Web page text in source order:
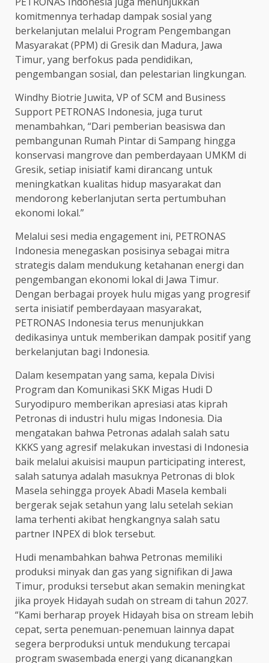
komitmennya terhadap dampak sosial yang
berkelanjutan melalui Program Pengembangan
Masyarakat (PPM) di Gresik dan Madura, Jawa
Timur, yang berfokus pada pendidikan,
pengembangan sosial, dan pelestarian lingkungan.
Windhy Biotrie Juwita, VP of SCM and Business
Support PETRONAS Indonesia, juga turut
menambahkan, “Dari pemberian beasiswa dan
pembangunan Rumah Pintar di Sampang hingga
konservasi mangrove dan pemberdayaan UMKM di
Gresik, setiap inisiatif kami dirancang untuk
meningkatkan kualitas hidup masyarakat dan
mendorong keberlanjutan serta pertumbuhan
ekonomi lokal.”
Melalui sesi media engagement ini, PETRONAS
Indonesia menegaskan posisinya sebagai mitra
strategis dalam mendukung ketahanan energi dan
pengembangan ekonomi lokal di Jawa Timur.
Dengan berbagai proyek hulu migas yang progresif
serta inisiatif pemberdayaan masyarakat,
PETRONAS Indonesia terus menunjukkan
dedikasinya untuk memberikan dampak positif yang
berkelanjutan bagi Indonesia.
Dalam kesempatan yang sama, kepala Divisi
Program dan Komunikasi SKK Migas Hudi D
Suryodipuro memberikan apresiasi atas kiprah
Petronas di industri hulu migas Indonesia. Dia
mengatakan bahwa Petronas adalah salah satu
KKKS yang agresif melakukan investasi di Indonesia
baik melalui akuisisi maupun participating interest,
salah satunya adalah masuknya Petronas di blok
Masela sehingga proyek Abadi Masela kembali
bergerak sejak setahun yang lalu setelah sekian
lama terhenti akibat hengkangnya salah satu
partner INPEX di blok tersebut.
Hudi menambahkan bahwa Petronas memiliki
produksi minyak dan gas yang signifikan di Jawa
Timur, produksi tersebut akan semakin meningkat
jika proyek Hidayah sudah on stream di tahun 2027.
“Kami berharap proyek Hidayah bisa on stream lebih
cepat, serta penemuan-penemuan lainnya dapat
segera berproduksi untuk mendukung tercapai
program swasembada energi yang dicanangkan